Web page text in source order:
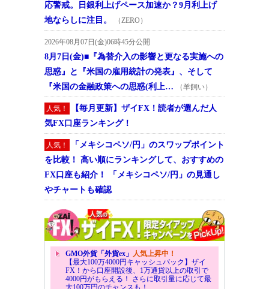
応警戒。日銀利上げペース加速か？9月利上げ
地ならしに注目。
（ZERO）
2026年08月07日(金)06時45分公開
8月7日(金)■『為替介入の影響と更なる実施への
思惑』と『米国の雇用統計の発表』、そして
『米国の金融政策への思惑(利上…
（羊飼い）
人気！
【毎月更新】ザイFX！読者が選んだ人
気FX口座ランキング！
人気！
「メキシコペソ/円」のスワップポイント
を比較！ 高い順にランキングして、おすすめの
FX口座も紹介！ 「メキシコペソ/円」の見通し
やチャートも確認
GMO外貨「外貨ex」 人気上昇中！
【最大100万4000円キャッシュバック】ザイ
FX！から口座開設後、1万通貨以上の取引で
4000円がもらえる！ さらに取引量に応じて最